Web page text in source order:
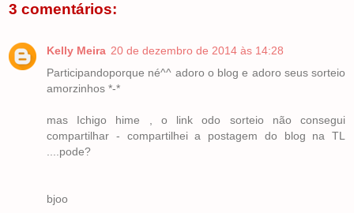
3 comentários:
Kelly Meira 20 de dezembro de 2014 às 14:28
Participandoporque né^^ adoro o blog e adoro seus sorteio
amorzinhos *-*
mas Ichigo hime , o link odo sorteio não consegui
compartilhar - compartilhei a postagem do blog na TL
....pode?
bjoo